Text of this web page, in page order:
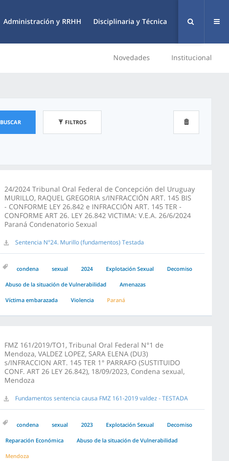
Administración y RRHH Disciplinaria y Técnica
Novedades Institucional
BUSCAR FILTROS
24/2024 Tribunal Oral Federal de Concepción del Uruguay
MURILLO, RAQUEL GREGORIA s/INFRACCIÓN ART. 145 BIS
- CONFORME LEY 26.842 e INFRACCIÓN ART. 145 TER -
CONFORME ART 26. LEY 26.842 VICTIMA: V.E.A. 26/6/2024
Paraná Condenatorio Sexual
Sentencia N°24. Murillo (fundamentos) Testada
condena sexual 2024 Explotación Sexual Decomiso
Abuso de la situación de Vulnerabilidad Amenazas
Víctima embarazada Violencia Paraná
FMZ 161/2019/TO1, Tribunal Oral Federal N°1 de
Mendoza, VALDEZ LOPEZ, SARA ELENA (DU3)
s/INFRACCION ART. 145 TER 1° PARRAFO (SUSTITUIDO
CONF. ART 26 LEY 26.842), 18/09/2023, Condena sexual,
Mendoza
Fundamentos sentencia causa FMZ 161-2019 valdez - TESTADA
condena sexual 2023 Explotación Sexual Decomiso
Reparación Económica Abuso de la situación de Vulnerabilidad
Mendoza